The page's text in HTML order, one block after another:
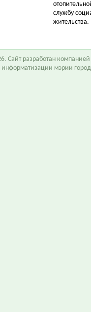
службу
жительства.
Сайт разработан компанией
информатизации мэрии